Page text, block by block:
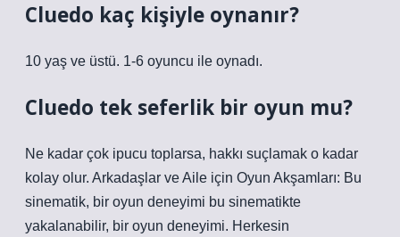
Cluedo kaç kişiyle oynanır?
10 yaş ve üstü. 1-6 oyuncu ile oynadı.
Cluedo tek seferlik bir oyun mu?
Ne kadar çok ipucu toplarsa, hakkı suçlamak o kadar
kolay olur. Arkadaşlar ve Aile için Oyun Akşamları: Bu
sinematik, bir oyun deneyimi bu sinematikte
yakalanabilir, bir oyun deneyimi. Herkesin